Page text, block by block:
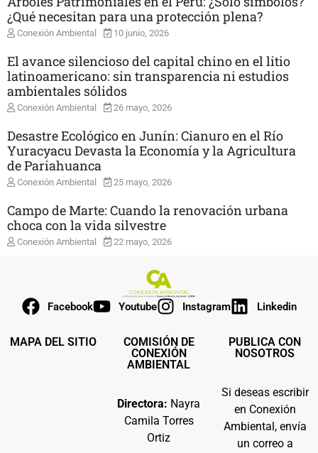
¿Qué necesitan para una protección plena?
Conexión Ambiental 10 junio, 2026
El avance silencioso del capital chino en el litio
latinoamericano: sin transparencia ni estudios
ambientales sólidos
Conexión Ambiental 26 mayo, 2026
Desastre Ecológico en Junín: Cianuro en el Río
Yuracyacu Devasta la Economía y la Agricultura
de Pariahuanca
Conexión Ambiental 25 mayo, 2026
Campo de Marte: Cuando la renovación urbana
choca con la vida silvestre
Conexión Ambiental 22 mayo, 2026
Facebook Youtube Instagram Linkedin
MAPA DEL SITIO
COMISIÓN DE
CONEXIÓN
AMBIENTAL
Directora: Nayra
Camila Torres
Ortiz
PUBLICA CON
NOSOTROS
Si deseas escribir
en Conexión
Ambiental, envía
un correo a